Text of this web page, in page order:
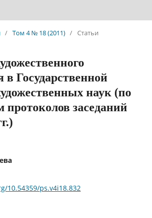
/ Том 4 № 18 (2011) / Статьи
в Государственной
наук (по
протоколов заседаний
10.54359/ps.v4i18.832